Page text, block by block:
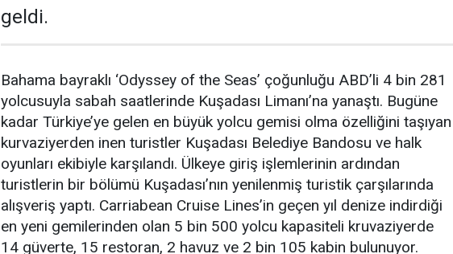
geldi.
Bahama bayraklı ‘Odyssey of the Seas’ çoğunluğu ABD’li 4 bin 281
yolcusuyla sabah saatlerinde Kuşadası Limanı’na yanaştı. Bugüne
kadar Türkiye’ye gelen en büyük yolcu gemisi olma özelliğini taşıyan
kurvaziyerden inen turistler Kuşadası Belediye Bandosu ve halk
oyunları ekibiyle karşılandı. Ülkeye giriş işlemlerinin ardından
turistlerin bir bölümü Kuşadası’nın yenilenmiş turistik çarşılarında
alışveriş yaptı. Carriabean Cruise Lines’in geçen yıl denize indirdiği
en yeni gemilerinden olan 5 bin 500 yolcu kapasiteli kruvaziyerde
14 güverte, 15 restoran, 2 havuz ve 2 bin 105 kabin bulunuyor.